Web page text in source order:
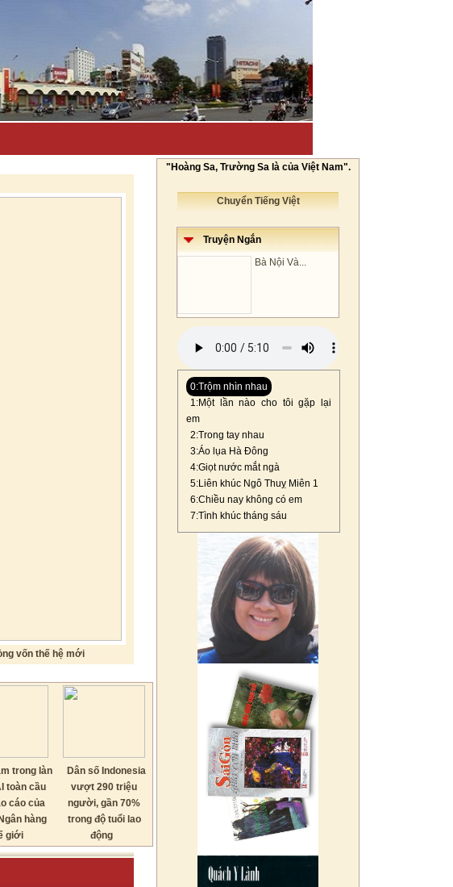
vốn thế hệ mới
trong làn
toàn cầu
cáo của
hàng
giới
Dân số Indonesia
vượt 290 triệu
người, gần 70%
trong độ tuổi lao
động
"Hoàng Sa, Trường Sa là của Việt Nam".
Chuyển Tiếng Việt
Truyện Ngắn
Bà Nội Và...
0:Trộm nhìn nhau
1:Một lần nào cho tôi gặp lại
em
2:Trong tay nhau
3:Áo lụa Hà Đông
4:Giọt nước mắt ngà
5:Liên khúc Ngô Thuỵ Miên 1
6:Chiều nay không có em
7:Tình khúc tháng sáu